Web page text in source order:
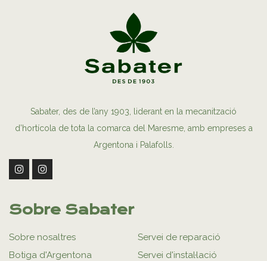
Sabater, des de l’any 1903, liderant en la mecanització
d’hortícola de tota la comarca del Maresme, amb empreses a
Argentona i Palafolls.
Sobre Sabater
Sobre nosaltres
Botiga d'Argentona
Servei de reparació
Servei d'instal·lació